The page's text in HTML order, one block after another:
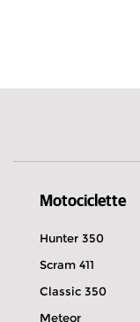
Motociclette
Hunter 350
Scram 411
Classic 350
Meteor